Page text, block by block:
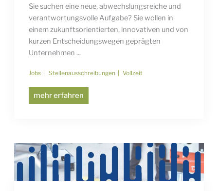
Sie suchen eine neue, abwechslungsreiche und
verantwortungsvolle Aufgabe? Sie wollen in
einem zukunftsorientierten, innovativen und von
kurzen Entscheidungswegen geprägten
Unternehmen ...
Jobs Stellenausschreibungen Vollzeit
mehr erfahren